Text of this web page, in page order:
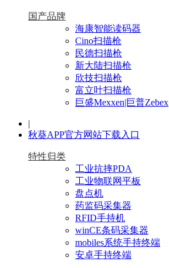
国产品牌
海康智能读码器
Cino扫描枪
民德扫描枪
新大陆扫描枪
欣技扫描枪
富立叶扫描枪
巨盛Mexxen|巨普Zebex
|
秋葵APP官方网站下载入口
特性归类
工业抗摔PDA
工业物联网平板
盘点机
药监码采集器
RFID手持机
winCE条码采集器
mobiles系统手持终端
安卓手持终端